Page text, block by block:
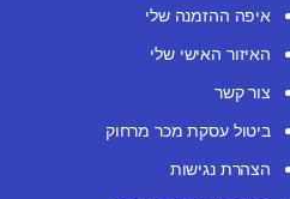
איפה ההזמנה שלי
האיזור האישי שלי
צור קשר
ביטול עסקת מכר מרחוק
הצהרת נגישות